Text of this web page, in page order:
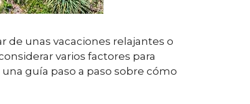
de unas vacaciones relajantes o
varios factores para
guía paso a paso sobre cómo